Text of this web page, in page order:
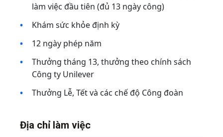
làm việc đầu tiên (đủ 13 ngày công)
Khám sức khỏe định kỳ
12 ngày phép năm
Thưởng tháng 13, thưởng theo chính sách
Công ty Unilever
Thưởng Lễ, Tết và các chế độ Công đoàn
Địa chỉ làm việc